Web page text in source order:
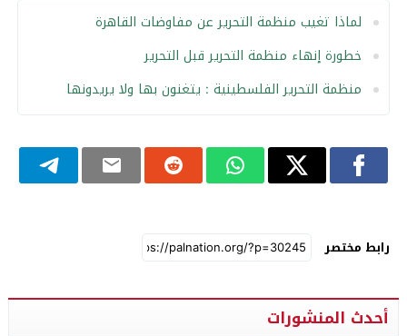
لماذا تغيب منظمة التحرير عن مفاوضات القاهرة
خطورة إنهاء منظمة التحرير قبل التحرير
منظمة التحرير الفلسطينية : يتغنون بها ولا يريدونها
رابط مختصر
أحدث المنشورات